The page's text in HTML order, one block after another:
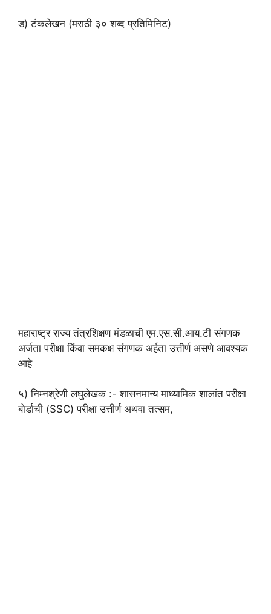
ड) टंकलेखन (मराठी ३० शब्द प्रतिमिनिट)
महाराष्ट्र राज्य तंत्रशिक्षण मंडळाची एम.एस.सी.आय.टी संगणक
अर्जता परीक्षा किंवा समकक्ष संगणक अर्हता उत्तीर्ण असणे आवश्यक
आहे
५) निम्नश्रेणी लघुलेखक :- शासनमान्य माध्यामिक शालांत परीक्षा
बोर्डाची (SSC) परीक्षा उत्तीर्ण अथवा तत्सम,